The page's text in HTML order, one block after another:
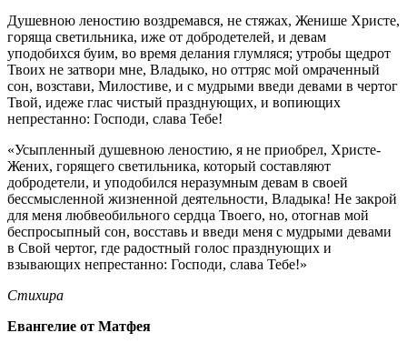
Душевною леностию воздремався, не стяжах, Женише Христе,
горяща светильника, иже от добродетелей, и девам
уподобихся буим, во время делания глумляся; утробы щедрот
Твоих не затвори мне, Владыко, но оттряс мой омраченный
сон, возстави, Милостиве, и с мудрыми введи девами в чертог
Твой, идеже глас чистый празднующих, и вопиющих
непрестанно: Господи, слава Тебе!
«Усыпленный душевною леностию, я не приобрел, Христе-
Жених, горящего светильника, который составляют
добродетели, и уподобился неразумным девам в своей
бессмысленной жизненной деятельности, Владыка! Не закрой
для меня любвеобильного сердца Твоего, но, отогнав мой
беспросыпный сон, восставь и введи меня с мудрыми девами
в Свой чертог, где радостный голос празднующих и
взывающих непрестанно: Господи, слава Тебе!»
Стихира
Евангелие от Матфея